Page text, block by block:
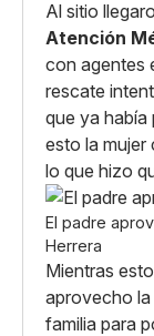
Al sitio
Atención
con agentes
rescate
que ya había
esto la mujer
lo que hizo
El padre
Herrera
Mientras
aprovecho
familia para